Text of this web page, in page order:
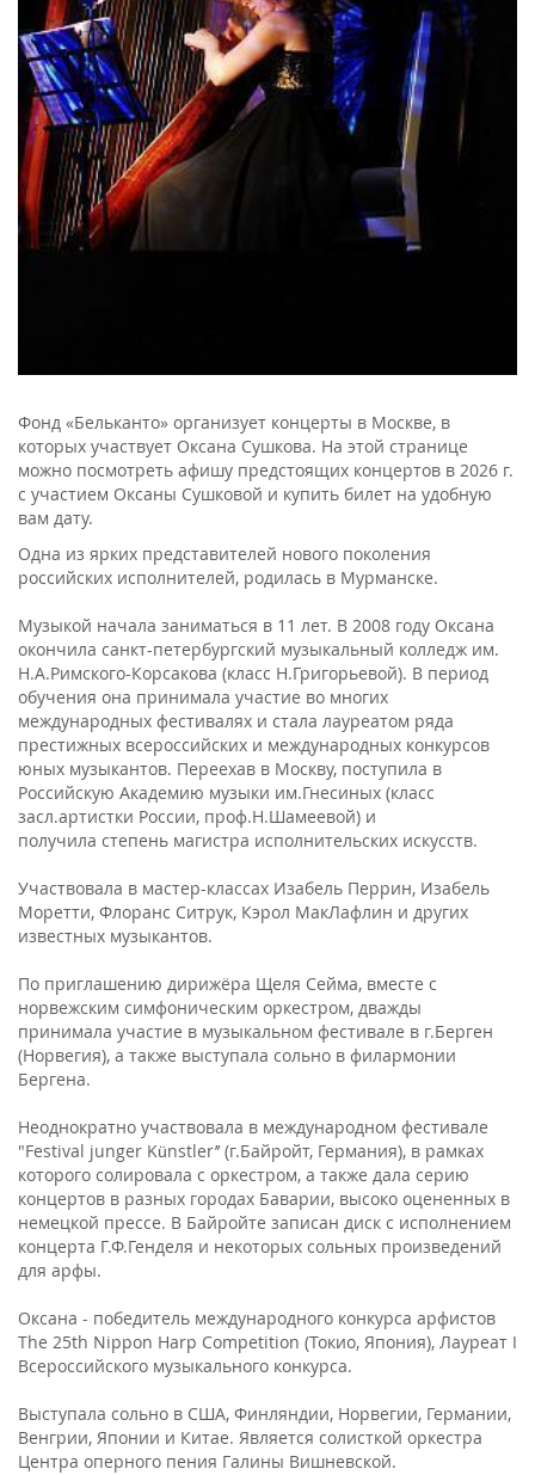
Фонд «Бельканто» организует концерты в Москве, в
которых участвует Оксана Сушкова. На этой странице
можно посмотреть афишу предстоящих концертов в 2026 г.
с участием Оксаны Сушковой и купить билет на удобную
вам дату.
Одна из ярких представителей нового поколения
российских исполнителей, родилась в Мурманске.
Музыкой начала заниматься в 11 лет. В 2008 году Оксана
окончила санкт-петербургский музыкальный колледж им.
Н.А.Римского-Корсакова (класс Н.Григорьевой). В период
обучения она принимала участие во многих
международных фестивалях и стала лауреатом ряда
престижных всероссийских и международных конкурсов
юных музыкантов. Переехав в Москву, поступила в
Российскую Академию музыки им.Гнесиных (класс
засл.артистки России, проф.Н.Шамеевой) и
получила степень магистра исполнительских искусств.
Участвовала в мастер-классах Изабель Перрин, Изабель
Моретти, Флоранс Ситрук, Кэрол МакЛафлин и других
известных музыкантов.
По приглашению дирижёра Щеля Сейма, вместе с
норвежским симфоническим оркестром, дважды
принимала участие в музыкальном фестивале в г.Берген
(Норвегия), а также выступала сольно в филармонии
Бергена.
Неоднократно участвовала в международном фестивале
"Festival junger Künstler’’ (г.Байройт, Германия), в рамках
которого солировала с оркестром, а также дала серию
концертов в разных городах Баварии, высоко оцененных в
немецкой прессе. В Байройте записан диск с исполнением
концерта Г.Ф.Генделя и некоторых сольных произведений
для арфы.
Оксана - победитель международного конкурса арфистов
The 25th Nippon Harp Сompetition (Токио, Япония), Лауреат I
Всероссийского музыкального конкурса.
Выступала сольно в США, Финляндии, Норвегии, Германии,
Венгрии, Японии и Китае. Является солисткой оркестра
Центра оперного пения Галины Вишневской.